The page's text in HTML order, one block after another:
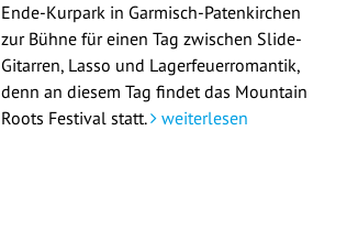
Ende-Kurpark in Garmisch-Patenkirchen
zur Bühne für einen Tag zwischen Slide-
Gitarren, Lasso und Lagerfeuerromantik,
denn an diesem Tag findet das Mountain
Roots Festival statt. weiterlesen